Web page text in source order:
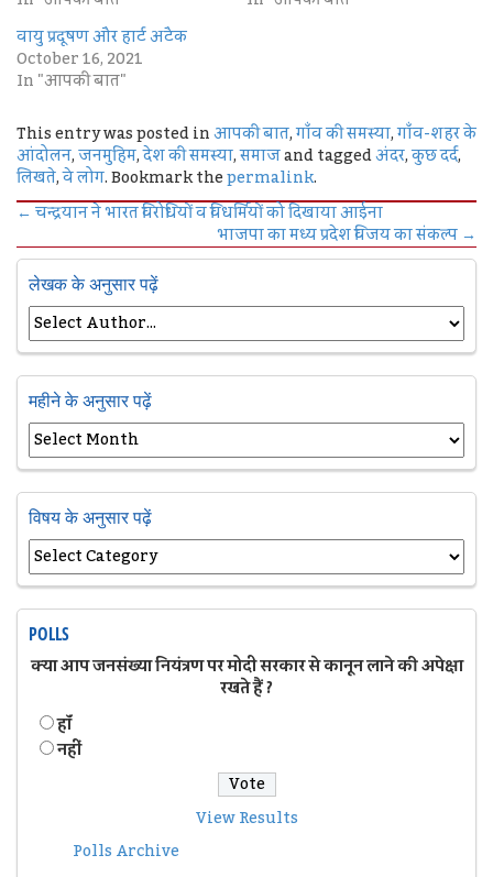
वायु प्रदूषण और हार्ट अटैक
October 16, 2021
In "आपकी बात"
This entry was posted inआपकी बात,गाँव की समस्या,गाँव-शहर के
आंदोलन,जनमुहिम,देश की समस्या,समाजand taggedअंदर,कुछ दर्द,
लिखते,वे लोग. Bookmark thepermalink.
←चन्द्रयान ने भारत विरोधियों व विधर्मियों को दिखाया आईना
भाजपा का मध्य प्रदेश विजय का संकल्प→
लेखक के अनुसार पढ़ें
महीने के अनुसार पढ़ें
विषय के अनुसार पढ़ें
POLLS
क्या आप जनसंख्या नियंत्रण पर मोदी सरकार से कानून लाने की अपेक्षा
रखते हैं ?
हॉं
नहीं
View Results
Polls Archive